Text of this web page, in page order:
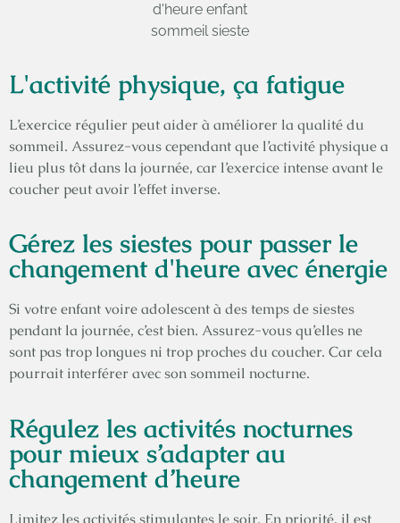
L'activité physique, ça fatigue
L’exercice régulier peut aider à améliorer la qualité du
sommeil. Assurez-vous cependant que l’activité physique a
lieu plus tôt dans la journée, car l’exercice intense avant le
coucher peut avoir l’effet inverse.
Gérez les siestes pour passer le
changement d'heure avec énergie
Si votre enfant voire adolescent à des temps de siestes
pendant la journée, c’est bien. Assurez-vous qu’elles ne
sont pas trop longues ni trop proches du coucher. Car cela
pourrait interférer avec son sommeil nocturne.
Régulez les activités nocturnes
pour mieux s’adapter au
changement d’heure
Limitez les activités stimulantes le soir. En priorité, il est